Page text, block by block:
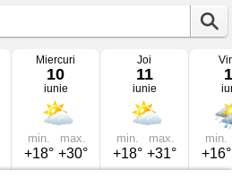
Miercuri
10
iunie
min.
+18°
max.
+30°
Joi
11
iunie
min.
+18°
max.
+31°
min.
+16°